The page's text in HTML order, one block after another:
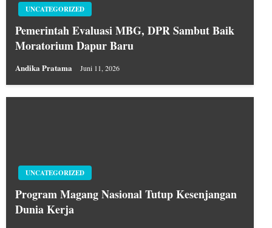
UNCATEGORIZED
Pemerintah Evaluasi MBG, DPR Sambut Baik
Moratorium Dapur Baru
Andika Pratama Juni 11, 2026
UNCATEGORIZED
Program Magang Nasional Tutup Kesenjangan
Dunia Kerja